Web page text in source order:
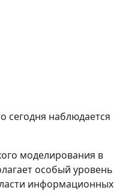
сегодня наблюдается
моделирования в
особый уровень
информационных